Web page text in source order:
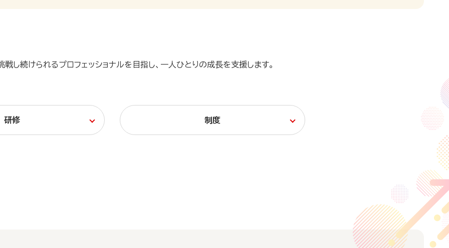
し続けられるプロフェッショナルを目指し、一人ひとりの成長を支援します。
研修 制度